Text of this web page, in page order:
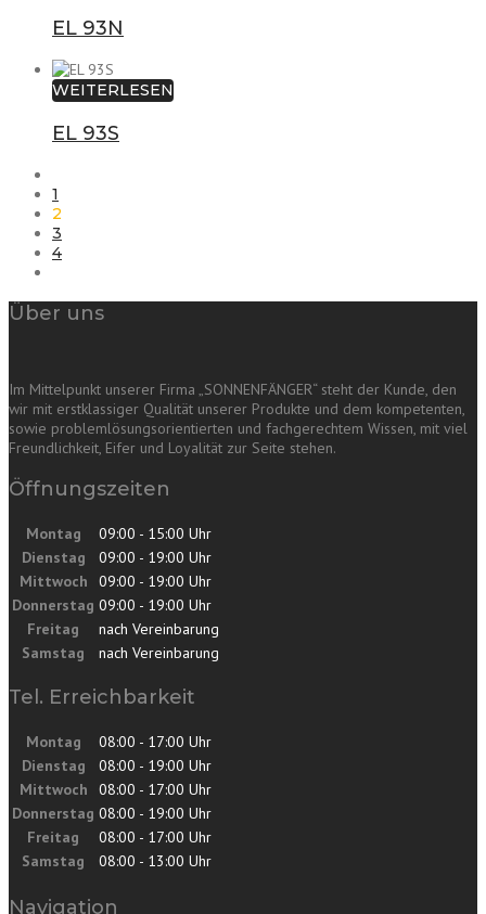
EL 93N
WEITERLESEN
EL 93S
1
2
3
4
Über uns
Im Mittelpunkt unserer Firma „SONNENFÄNGER“ steht der Kunde, den
wir mit erstklassiger Qualität unserer Produkte und dem kompetenten,
sowie problemlösungsorientierten und fachgerechtem Wissen, mit viel
Freundlichkeit, Eifer und Loyalität zur Seite stehen.
Öffnungszeiten
Montag
09:00 - 15:00 Uhr
Dienstag
09:00 - 19:00 Uhr
Mittwoch
09:00 - 19:00 Uhr
Donnerstag 09:00 - 19:00 Uhr
Freitag
nach Vereinbarung
Samstag
nach Vereinbarung
Tel. Erreichbarkeit
Montag
08:00 - 17:00 Uhr
Dienstag
08:00 - 19:00 Uhr
Mittwoch
08:00 - 17:00 Uhr
Donnerstag 08:00 - 19:00 Uhr
Freitag
08:00 - 17:00 Uhr
Samstag
08:00 - 13:00 Uhr
Navigation